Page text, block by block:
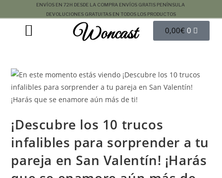
ENVÍOS EN 72H DESDE LA COMPRA ENVÍOS GRATIS PENÍNSULA
DEVOLUCIONES GRATUITAS EN TODOS LOS PRODUCTOS
Woncast 0,00€ 0
¡Descubre los 10 trucos
infalibles para sorprender a tu
pareja en San Valentín! ¡Harás